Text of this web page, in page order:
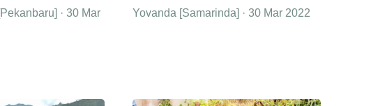
30 Mar
Yovanda [Samarinda] 30 Mar 2022